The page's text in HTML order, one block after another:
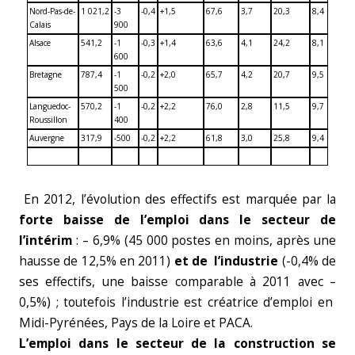
Nord-Pas-de-
Calais
1 021,2 -3
900
-0,4 +1,5 67,6 3,7 20,3 8,4
Alsace 541,2
-1
600
-0,3 +1,4 63,6 4,1 24,2 8,1
Bretagne 787,4
-1
500
-0,2 +2,0 65,7 4,2 20,7 9,5
Languedoc-
Roussillon
570,2
-1
400
-0,2 +2,2 76,0 2,8 11,5 9,7
Auvergne 317,9 -500 -0,2 +2,2 61,8 3,0 25,8 9,4
En 2012, l’évolution des effectifs est marquée par la
forte baisse de l’emploi dans le secteur de
l’intérim : – 6,9% (45 000 postes en moins, après une
hausse de 12,5% en 2011) et de l’industrie (-0,4% de
ses effectifs, une baisse comparable à 2011 avec –
0,5%) ; toutefois l’industrie est créatrice d’emploi en
Midi-Pyrénées, Pays de la Loire et PACA.
L’emploi dans le secteur de la construction se